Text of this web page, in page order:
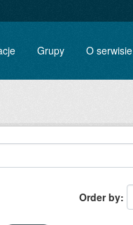
Grupy O serwisie
Order by